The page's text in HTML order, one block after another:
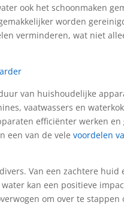
ook het schoonmaken
worden
verminderen, wat niet
van huishoudelijke
vaatwassers en
efficiënter werken en
een van de velevoordelen
Van een zachtere huid
kan een positieve
om over te stappen